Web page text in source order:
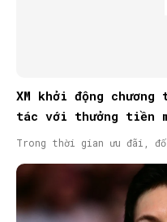
XM khởi động
tác với thưởng tiền
Trong thời gian ưu đãi,